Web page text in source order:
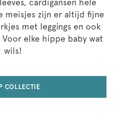
meisjes zijn er altijd fijne
met leggings en ook
Voor elke hippe baby wat
wils!
COLLECTIE